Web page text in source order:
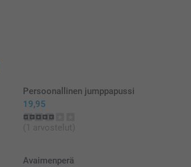
Persoonallinen jumppapussi
19,95
(1 arvostelut)
Avaimenperä